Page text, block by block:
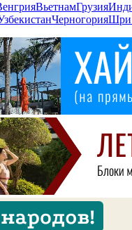
ВьетнамГрузия
ЧерногорияШри